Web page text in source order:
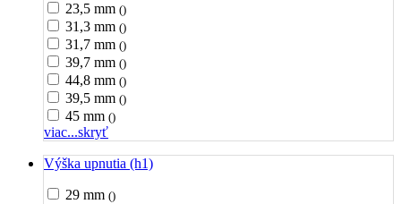
23,5 mm ()
31,3 mm ()
31,7 mm ()
39,7 mm ()
44,8 mm ()
39,5 mm ()
45 mm ()
viac...skryť
Výška upnutia (h1)
29 mm ()